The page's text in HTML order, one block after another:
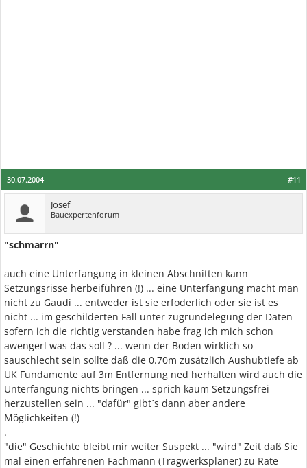
#11
30.07.2004
Josef
Bauexpertenforum
"schmarrn"
auch eine Unterfangung in kleinen Abschnitten kann
Setzungsrisse herbeiführen (!) ... eine Unterfangung macht man
nicht zu Gaudi ... entweder ist sie erfoderlich oder sie ist es
nicht ... im geschilderten Fall unter zugrundelegung der Daten
sofern ich die richtig verstanden habe frag ich mich schon
awengerl was das soll ? ... wenn der Boden wirklich so
sauschlecht sein sollte daß die 0.70m zusätzlich Aushubtiefe ab
UK Fundamente auf 3m Entfernung ned herhalten wird auch die
Unterfangung nichts bringen ... sprich kaum Setzungsfrei
herzustellen sein ... "dafür" gibt´s dann aber andere
Möglichkeiten (!)
.
"die" Geschichte bleibt mir weiter Suspekt ... "wird" Zeit daß Sie
mal einen erfahrenen Fachmann (Tragwerksplaner) zu Rate